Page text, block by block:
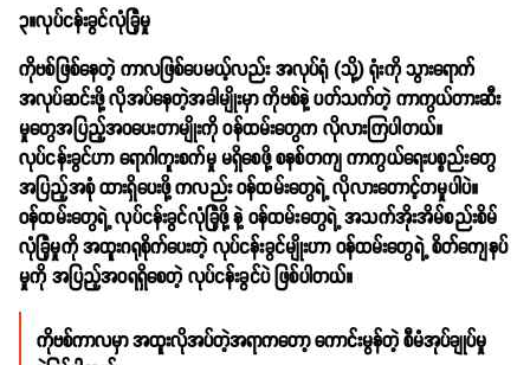
၃။လုပ်ငန်းခွင်လုံခြုံမှု
ကိုဗစ်ဖြစ်နေတဲ့ ကာလဖြစ်ပေမယ့်လည်း အလုပ်ရုံ (သို့) ရုံးကို သွားရောက်
အလုပ်ဆင်းဖို့ လိုအပ်နေတဲ့အခါမျိုးမှာ ကိုဗစ်နဲ့ ပတ်သက်တဲ့ ကာကွယ်တားဆီး
မှုတွေအပြည့်အဝပေးတာမျိုးကို ဝန်ထမ်းတွေက လိုလားကြပါတယ်။
လုပ်ငန်းခွင်ဟာ ရောဂါကူးစက်မှု မရှိစေဖို့ စနစ်တကျ ကာကွယ်ရေးပစ္စည်းတွေ
အပြည့်အစုံ ထားရှိပေးဖို့ ကလည်း ဝန်ထမ်းတွေရဲ့ လိုလားတောင့်တမှုပါပဲ။
ဝန်ထမ်းတွေရဲ့ လုပ်ငန်းခွင်လုံခြုံဖို့ နဲ့ ဝန်ထမ်းတွေရဲ့ အသက်အိုးအိမ်စည်းစိမ်
လုံခြုံမှုကို အထူးဂရုစိုက်ပေးတဲ့ လုပ်ငန်းခွင်မျိုးဟာ ဝန်ထမ်းတွေရဲ့ စိတ်ကျေနပ်
မှုကို အပြည့်အဝရရှိစေတဲ့ လုပ်ငန်းခွင်ပဲ ဖြစ်ပါတယ်။
ကိုဗစ်ကာလမှာ အထူးလိုအပ်တဲ့အရာကတော့ ကောင်းမွန်တဲ့ စီမံအုပ်ချုပ်မှု